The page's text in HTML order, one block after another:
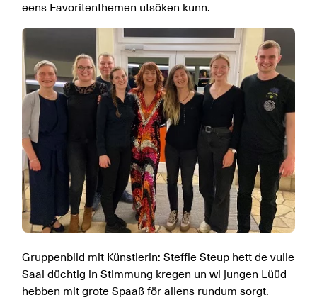
eens Favoritenthemen utsöken kunn.
Gruppenbild mit Künstlerin: Steffie Steup hett de vulle
Saal düchtig in Stimmung kregen un wi jungen Lüüd
hebben mit grote Spaaß för allens rundum sorgt.